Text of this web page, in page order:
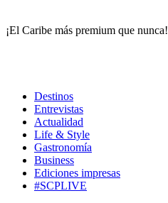
¡El Caribe más premium que nunca!
Destinos
Entrevistas
Actualidad
Life & Style
Gastronomía
Business
Ediciones impresas
#SCPLIVE